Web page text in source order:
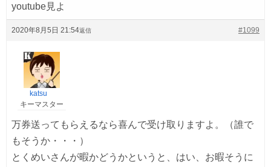
youtube見よ
2020年8月5日 21:54 #1099
返信
katsu
キーマスター
万券送ってもらえるなら喜んで受け取りますよ。（誰で
もそうか・・・）
とくめいさんが暇かどうかというと、はい、お暇そうに